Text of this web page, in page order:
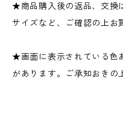
★商品購入後の返品、交換
サイズなど、ご確認の上お
★画面に表示されている色
があります。ご承知おきの